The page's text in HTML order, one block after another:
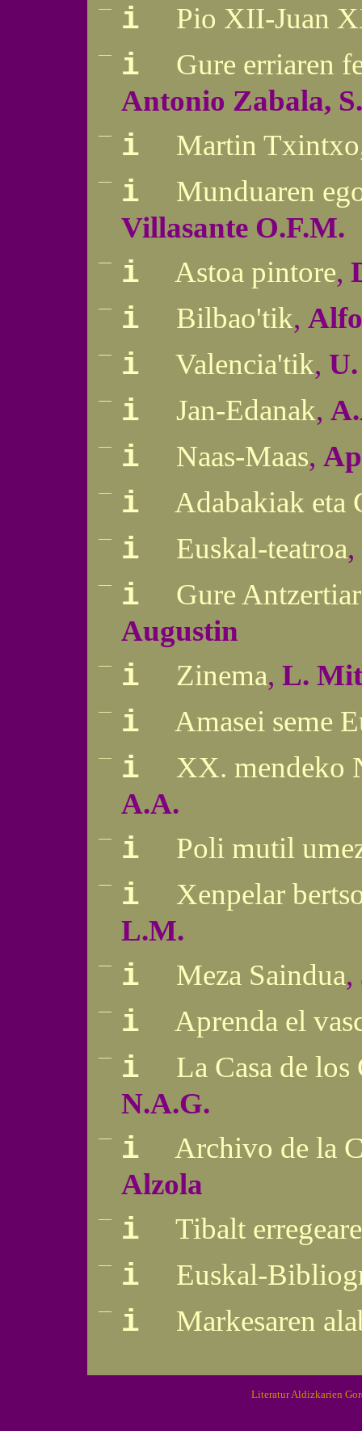
— i Pio XII-Juan
— i
Gure erriaren
Antonio Zabala,
— i Martin
— i
Munduaren
Villasante O.F.M.
— i Astoa pintore,
— i Bilbao'tik,
— i Valencia'tik,
— i Jan-Edanak,
— i Naas-Maas,
— i Adabakiak eta
— i Euskal-teatroa,
— i
Gure
Augustin
— i Zinema, L.
— i Amasei seme
— i
XX. mendeko
A.A.
— i Poli mutil
— i
Xenpelar
L.M.
— i Meza Saindua,
— i Aprenda el
— i
La Casa de los
N.A.G.
— i
Archivo de la
Alzola
— i Tibalt
— i Euskal-
— i Markesaren
Literatur Aldizkarien